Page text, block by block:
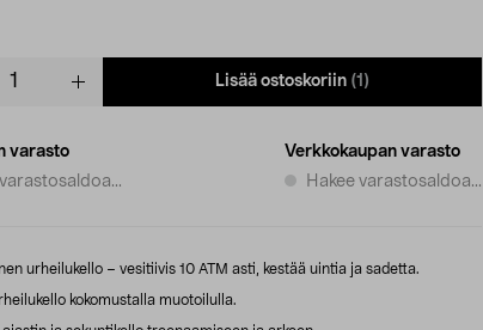
Lisää ostoskoriin (1)
varasto
Verkkokaupan varasto
Hakee varastosaldoa...
urheilukello – vesitiivis 10 ATM asti, kestää uintia ja sadetta.
kokomustalla muotoilulla.